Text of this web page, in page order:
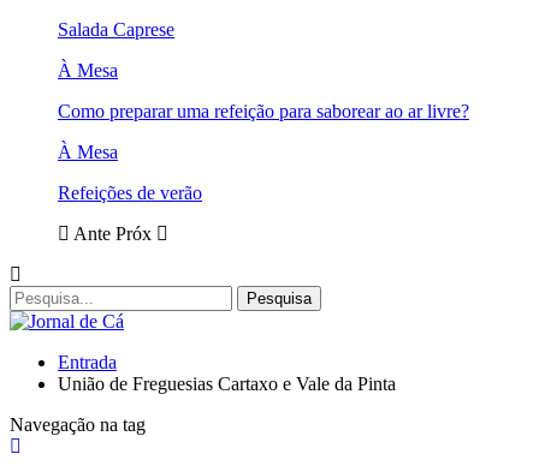
Salada Caprese
À Mesa
Como preparar uma refeição para saborear ao ar livre?
À Mesa
Refeições de verão
Ante Próx
Entrada
União de Freguesias Cartaxo e Vale da Pinta
Navegação na tag